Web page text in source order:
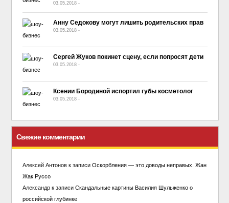
03.05.2018 -
Анну Седокову могут лишить родительских прав
03.05.2018 -
Сергей Жуков покинет сцену, если попросят дети
03.05.2018 -
Ксении Бородиной испортил губы косметолог
03.05.2018 -
Свежие комментарии
Алексей Антоновк записи Оскорбления — это доводы неправых. Жан
Жак Руссо
Александрк записи Скандальные картины Василия Шульженко о
российской глубинке